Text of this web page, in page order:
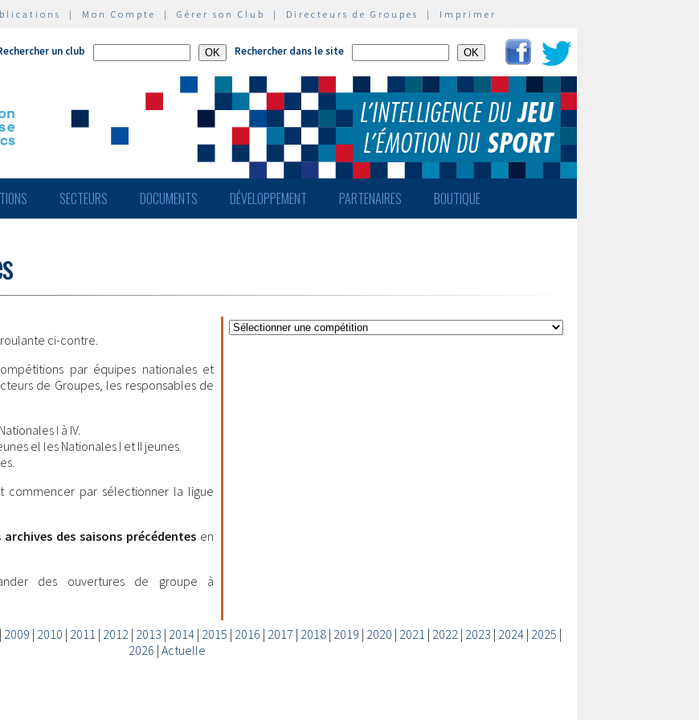
| Mon Compte | Gérer son Club | Directeurs de Groupes | Imprimer
un club Rechercher dans le site
SECTEURS DOCUMENTS DÉVELOPPEMENT PARTENAIRES BOUTIQUE
ci-contre.
par équipes nationales et
de Groupes, les responsables de
I à IV.
el les Nationales I et II jeunes.
commencer par sélectionner la ligue
archives des saisons précédentes en
des ouvertures de groupe à
2009 | 2010 | 2011 | 2012| 2013 | 2014| 2015 | 2016 | 2017 | 2018| 2019 | 2020 | 2021 | 2022| 2023 | 2024| 2025 |
2026 | Actuelle